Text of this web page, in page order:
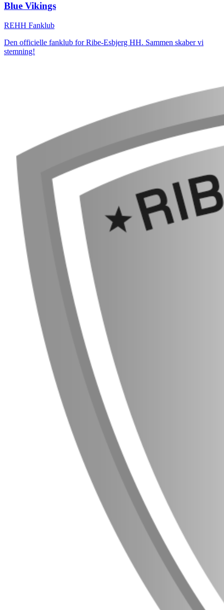
Blue Vikings
REHH Fanklub
Den officielle fanklub for Ribe-Esbjerg HH. Sammen skaber vi
stemning!